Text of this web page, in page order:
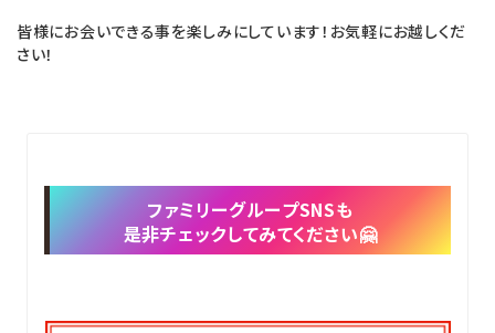
皆様にお会いできる事を楽しみにしています！お気軽にお越しくだ
さい！
ファミリーグループSNSも
是非チェックしてみてください🤗